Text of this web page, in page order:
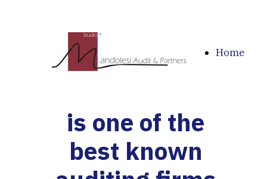
Home
is one of the
best known